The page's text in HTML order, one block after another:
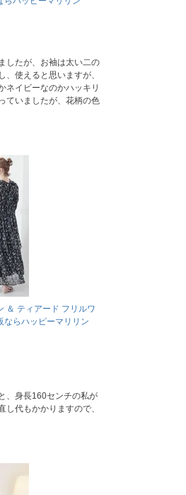
したが、お袖は太い二の
、使えると思いますが、
ネイビーなのかハッキリ
ていましたが、花柄の色
＆ ティアード フリルワ
ならハッピーマリリン
、身長160センチの私が
し代もかかりますので、